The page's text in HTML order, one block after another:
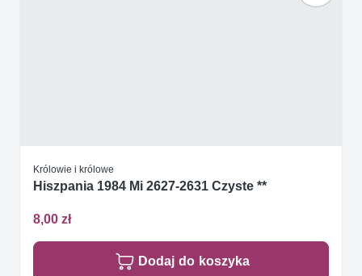
Królowie i królowe
Hiszpania 1984 Mi 2627-2631 Czyste **
8,00 zł
Dodaj do koszyka